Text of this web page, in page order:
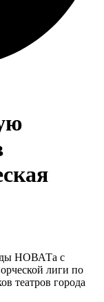
НОВАТа с
лиги по
театров города